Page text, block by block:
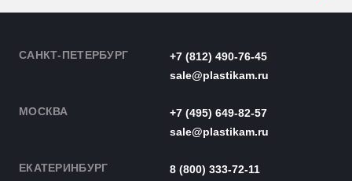
САНКТ-ПЕТЕРБУРГ
+7 (812) 490-76-45
sale@plastikam.ru
МОСКВА
+7 (495) 649-82-57
sale@plastikam.ru
ЕКАТЕРИНБУРГ
8 (800) 333-72-11